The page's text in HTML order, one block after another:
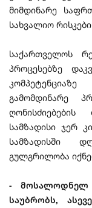
მიმდინარე
სახვალიო
საქართველოს
პროცესებზე
გამომდინარე
ღონისძიებების
სამზადისი ჯერ
სამზადისში
გულგრილობა
- მოსალოდნელ
საუბრობს,